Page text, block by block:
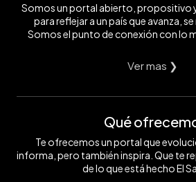
Somos un portal abierto, propositivo
para reflejar a un país que avanza, se
Somos el punto de conexión con lo
Ver mas ❯
Qué
Te ofrecemos un portal que
informa, pero también inspira. Que te
de lo que está hecho El